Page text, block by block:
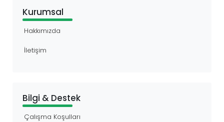
Kurumsal
Hakkımızda
İletişim
Bilgi & Destek
Çalışma Koşulları